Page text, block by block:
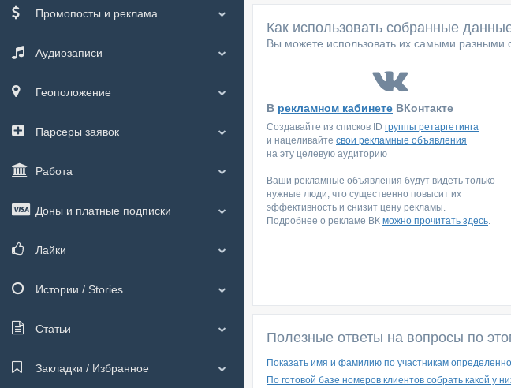
Как использовать собранные
Вы можете использовать их самыми
В рекламном кабинете ВКонтакте
Создавайте из списков ID группы ретаргетинга
и нацеливайте свои рекламные объявления
на эту целевую аудиторию
Ваши рекламные объявления будут видеть только
нужные люди, что существенно повысит их
эффективность и снизит цену рекламы.
Подробнее о рекламе ВК можно прочитать здесь.
Полезные ответы на вопросы по
Показать имя и фамилию по участникам
По готовой базе номеров клиентов собрать какой у
Промопосты и реклама
Аудиозаписи
Геоположение
Парсеры заявок
Работа
Доны и платные подписки
Лайки
Истории / Stories
Статьи
Закладки / Избранное